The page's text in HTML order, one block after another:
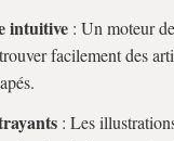
intuitive : Un moteur
facilement des
: Les